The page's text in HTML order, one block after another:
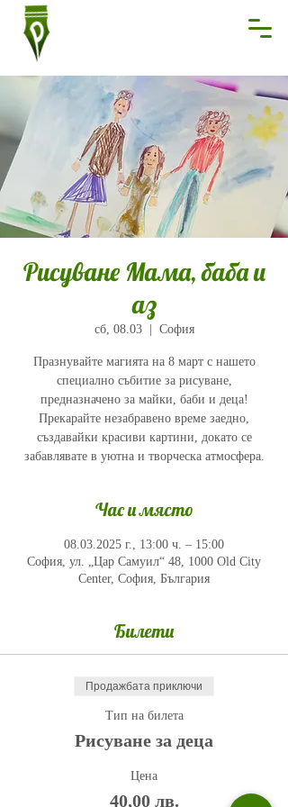
Рисуване Мама, баба и
аз
сб, 08.03
  |
София
Празнувайте магията на 8 март с нашето
специално събитие за рисуване,
предназначено за майки, баби и деца!
Прекарайте незабравено време заедно,
създавайки красиви картини, докато се
забавлявате в уютна и творческа атмосфера.
Час и място
08.03.2025 г., 13:00 ч. – 15:00
София, ул. „Цар Самуил“ 48, 1000 Old City
Center, София, България
Билети
Продажбата приключи
Тип на билета
Рисуване за деца
Цена
40,00 лв.